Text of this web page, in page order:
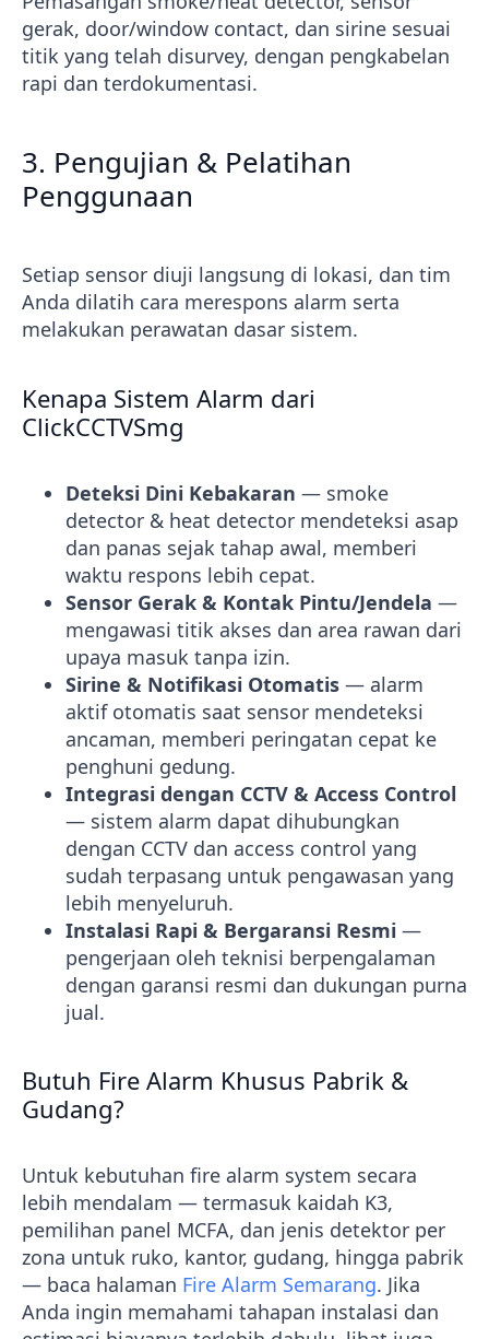
gerak, door/window contact, dan sirine sesuai
titik yang telah disurvey, dengan pengkabelan
rapi dan terdokumentasi.
3. Pengujian & Pelatihan
Penggunaan
Setiap sensor diuji langsung di lokasi, dan tim
Anda dilatih cara merespons alarm serta
melakukan perawatan dasar sistem.
Kenapa Sistem Alarm dari
ClickCCTVSmg
Deteksi Dini Kebakaran — smoke
detector & heat detector mendeteksi asap
dan panas sejak tahap awal, memberi
waktu respons lebih cepat.
Sensor Gerak & Kontak Pintu/Jendela —
mengawasi titik akses dan area rawan dari
upaya masuk tanpa izin.
Sirine & Notifikasi Otomatis — alarm
aktif otomatis saat sensor mendeteksi
ancaman, memberi peringatan cepat ke
penghuni gedung.
Integrasi dengan CCTV & Access Control
— sistem alarm dapat dihubungkan
dengan CCTV dan access control yang
sudah terpasang untuk pengawasan yang
lebih menyeluruh.
Instalasi Rapi & Bergaransi Resmi —
pengerjaan oleh teknisi berpengalaman
dengan garansi resmi dan dukungan purna
jual.
Butuh Fire Alarm Khusus Pabrik &
Gudang?
Untuk kebutuhan fire alarm system secara
lebih mendalam — termasuk kaidah K3,
pemilihan panel MCFA, dan jenis detektor per
zona untuk ruko, kantor, gudang, hingga pabrik
— baca halaman Fire Alarm Semarang. Jika
Anda ingin memahami tahapan instalasi dan